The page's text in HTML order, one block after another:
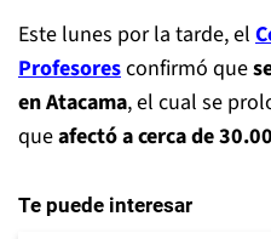
Este lunes por la tarde, el
Profesoresconfirmó que
en Atacama, el cual se
queafectó a cerca de
Te puede interesar